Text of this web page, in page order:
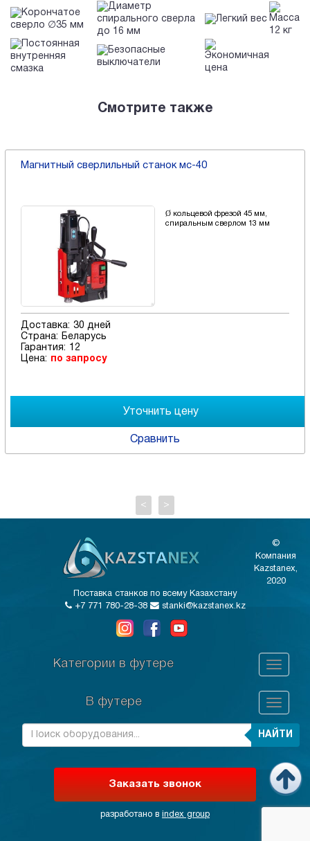
Корончатое
сверло ∅35 мм
Диаметр
спирального сверла
до 16 мм
Легкий вес Масса
12 кг
Постоянная
внутренняя
смазка
Безопасные
выключатели
Экономичная
цена
Смотрите также
Магнитный сверлильный станок мс-40
Ø кольцевой фрезой 45 мм,
спиральным сверлом 13 мм
Доставка: 30 дней
Страна:
Беларусь
Гарантия:
12
Цена:
по запросу
Сравнить
< >
©
Компания
Kazstanex,
2020
Поставка станков по всему Казахстану
+7 771 780-28-38
stanki@kazstanex.kz
Категории в футере
В футере
НАЙТИ
Заказать звонок
разработано в index group